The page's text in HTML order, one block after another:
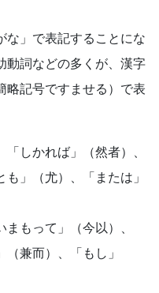
な」で表記することにな
動詞などの多くが、漢字
略記号ですませる）で表
しかれば」（然者）、
」（尤）、「または」
もって」（今以）、
兼而）、「もし」